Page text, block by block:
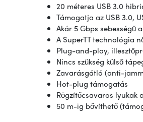
20 méteres USB 3.0
Támogatja az USB 3.0,
Akár 5 Gbps sebességű
A SuperTT technológia
Plug-and-play,
Nincs szükség külső
Zavarásgátló (anti-
Hot-plug támogatás
Rögzítőcsavaros lyukak
50 m-ig bővíthető